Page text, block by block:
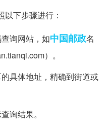
以下步骤进行：
询网站，如中国邮政名
）。
具体地址，精确到街道或
询结果。